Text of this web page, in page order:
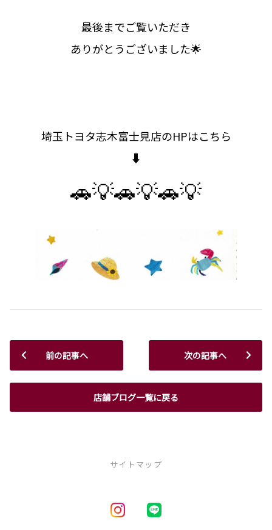
最後までご覧いただき
ありがとうございました🌟
埼玉トヨタ志木富士見店のHPはこちら
⬇️
🚗💡🚗💡🚗💡
前の記事へ
店舗ブログ一覧に戻る
次の記事へ
サイトマップ